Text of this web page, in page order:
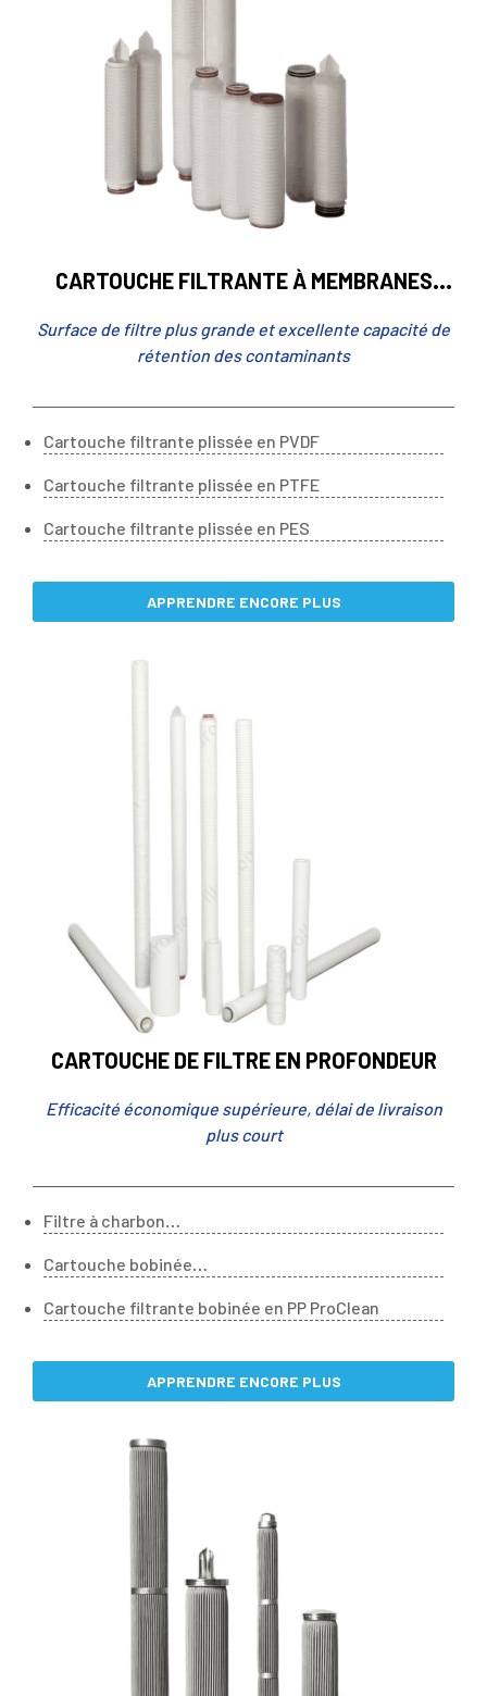
CARTOUCHE FILTRANTE À MEMBRANES
Surface de filtre plus grande et excellente capacité de
rétention des contaminants
Cartouche filtrante plissée en PVDF
Cartouche filtrante plissée en PTFE
Cartouche filtrante plissée en PES
APPRENDRE ENCORE PLUS
CARTOUCHE DE FILTRE EN PROFONDEUR
Efficacité économique supérieure, délai de livraison
plus court
Filtre à charbon
actif en granulés ProClean
Cartouche bobinée
en fibre de verre ProClean
Cartouche filtrante bobinée en PP ProClean
APPRENDRE ENCORE PLUS